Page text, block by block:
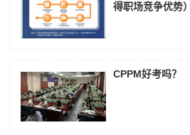
得职场竞争优势）
CPPM好考吗？